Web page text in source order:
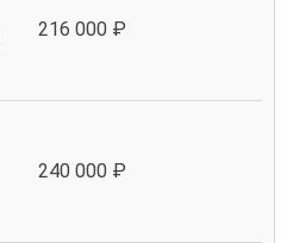
216 000 ₽
240 000 ₽